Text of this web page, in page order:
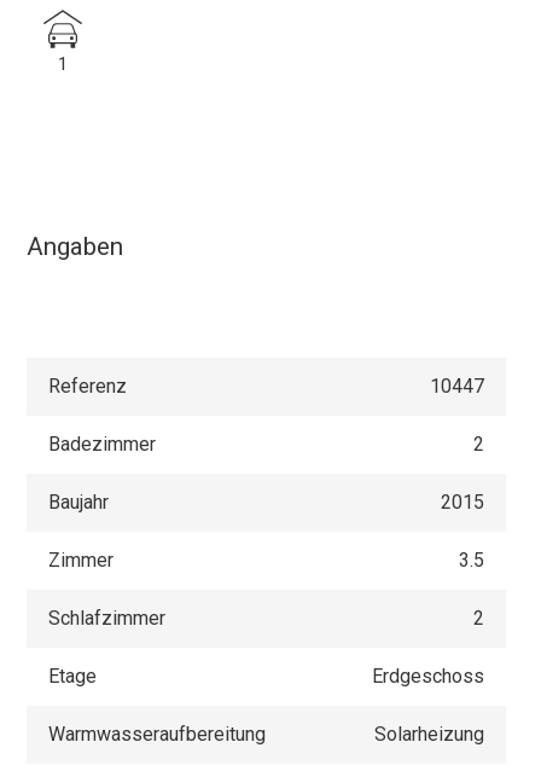
1
Angaben
Referenz 10447
Badezimmer 2
Baujahr 2015
Zimmer 3.5
Schlafzimmer 2
Etage Erdgeschoss
Warmwasseraufbereitung Solarheizung